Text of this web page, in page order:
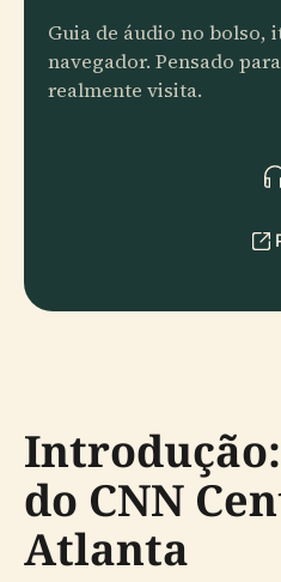
Guia de áudio no bolso,
navegador. Pensado
realmente visita.
do CNN
Atlanta